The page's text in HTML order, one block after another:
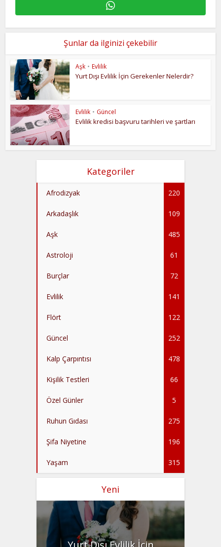
Şunlar da ilginizi çekebilir
Aşk • Evlilik
Yurt Dışı Evlilik İçin Gerekenler Nelerdir?
Evlilik • Güncel
Evlilik kredisi başvuru tarihleri ve şartları
Kategoriler
Afrodizyak 220
Arkadaşlık 109
Aşk 485
Astroloji 61
Burçlar 72
Evlilik 141
Flört 122
Güncel 252
Kalp Çarpıntısı 478
Kişilik Testleri 66
Özel Günler 5
Ruhun Gıdası 275
Şifa Niyetine 196
Yaşam 315
Yeni